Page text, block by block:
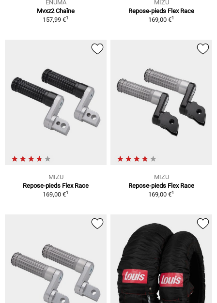
ENUMA
Mvxz2 Chaîne
157,99 €1
MIZU
Repose-pieds Flex Race
169,00 €1
MIZU
Repose-pieds Flex Race
169,00 €1
MIZU
Repose-pieds Flex Race
169,00 €1